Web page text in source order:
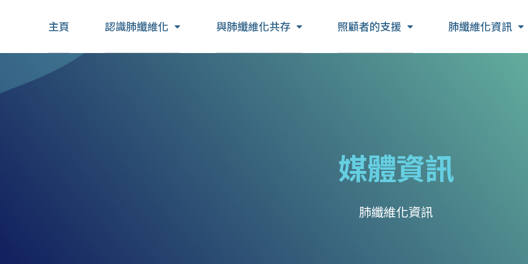
主頁 認識肺纖維化 與肺纖維化共存 照顧者的支援 肺纖維化資訊
媒體資訊
肺纖維化資訊